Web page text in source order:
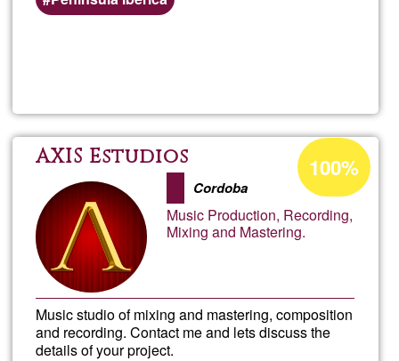
LA
DE
AXIS Estudios
Cordoba
Music Production, Recording,
Mixing and Mastering.
Music studio of mixing and mastering, composition
and recording. Contact me and lets discuss the
details of your project.
Acceptance
percentage
Ğ1
100%